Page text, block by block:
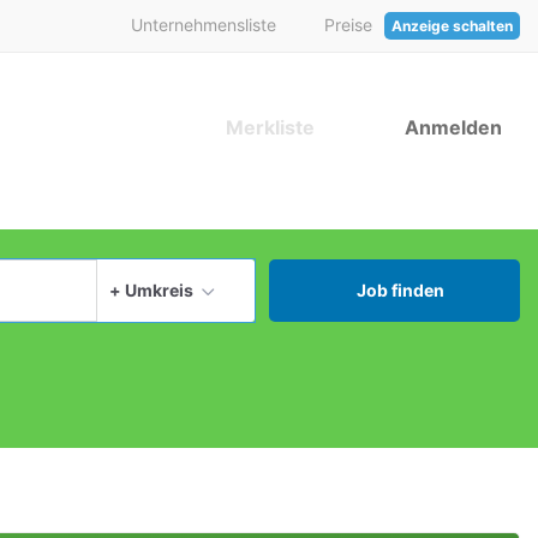
Anzeige schalten
Unternehmensliste Preise
Anmelden
Merkliste
+ Umkreis
aktuellen Ort verwenden
Job finden